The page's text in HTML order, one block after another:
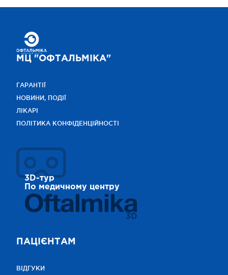
МЦ "ОФТАЛЬМІКА"
ГАРАНТІЇ
НОВИНИ, ПОДІЇ
ЛІКАРІ
ПОЛІТИКА КОНФІДЕНЦІЙНОСТІ
3D-тур
По медичному центру
3D
ПАЦІЄНТАМ
ВІДГУКИ